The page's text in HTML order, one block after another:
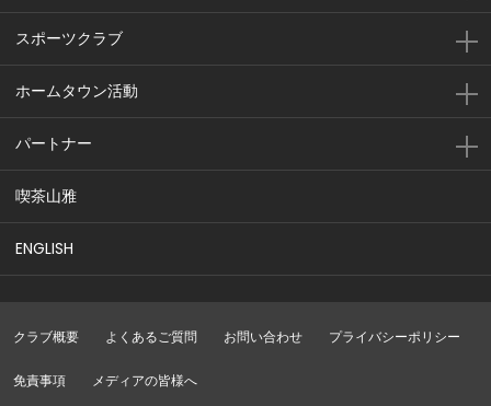
スポーツクラブ
ホームタウン活動
パートナー
喫茶山雅
ENGLISH
クラブ概要 よくあるご質問 お問い合わせ プライバシーポリシー
免責事項 メディアの皆様へ